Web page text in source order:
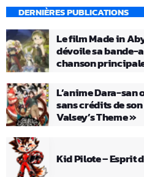
DERNIÈRES PUBLICATIONS
Le film Made in
dévoile sa bande-
chanson
L’anime Dara-san
sans crédits de
Valsey’s Theme »
Kid Pilote – Esprit